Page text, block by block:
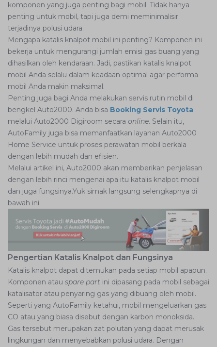
komponen yang juga penting bagi mobil. Tidak hanya
penting untuk mobil, tapi juga demi meminimalisir
terjadinya polusi udara.
Mengapa katalis knalpot mobil ini penting? Komponen ini
bekerja untuk mengurangi jumlah emisi gas buang yang
dihasilkan oleh kendaraan. Jadi, pastikan katalis knalpot
mobil Anda selalu dalam keadaan optimal agar performa
mobil Anda makin maksimal.
Penting juga bagi Anda melakukan servis rutin mobil di
bengkel Auto2000. Anda bisa Booking Servis Toyota
melalui Auto2000 Digiroom secara online. Selain itu,
AutoFamily juga bisa memanfaatkan layanan Auto2000
Home Service untuk proses perawatan mobil berkala
dengan lebih mudah dan efisien.
Melalui artikel ini, Auto2000 akan memberikan penjelasan
dengan lebih rinci mengenai apa itu katalis knalpot mobil
dan juga fungsinya.Yuk simak langsung selengkapnya di
bawah ini.
Pengertian Katalis Knalpot dan Fungsinya
Katalis knalpot dapat ditemukan pada setiap mobil apapun.
Komponen atau spare part ini dipasang pada mobil sebagai
katalisator atau penyaring gas yang dibuang oleh mobil.
Seperti yang AutoFamily ketahui, mobil mengeluarkan gas
CO atau yang biasa disebut dengan karbon monoksida.
Gas tersebut merupakan zat polutan yang dapat merusak
lingkungan dan menyebabkan polusi udara. Dengan